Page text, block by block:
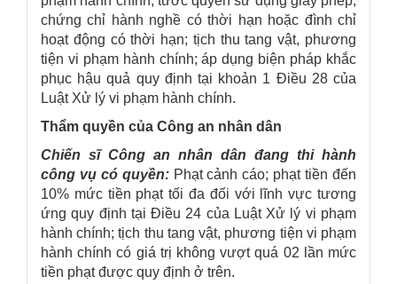
chứng chỉ hành nghề có thời hạn hoặc đình chỉ
hoạt động có thời hạn; tịch thu tang vật, phương
tiện vi phạm hành chính; áp dụng biện pháp khắc
phục hậu quả quy định tại khoản 1 Điều 28 của
Luật Xử lý vi phạm hành chính.
Thẩm quyền của Công an nhân dân
Chiến sĩ Công an nhân dân đang thi hành
công vụ có quyền: Phạt cảnh cáo; phạt tiền đến
10% mức tiền phạt tối đa đối với lĩnh vực tương
ứng quy định tại Điều 24 của Luật Xử lý vi phạm
hành chính; tịch thu tang vật, phương tiện vi phạm
hành chính có giá trị không vượt quá 02 lần mức
tiền phạt được quy định ở trên.